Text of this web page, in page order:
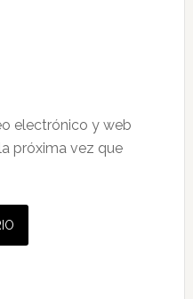
electrónico y web
próxima vez que